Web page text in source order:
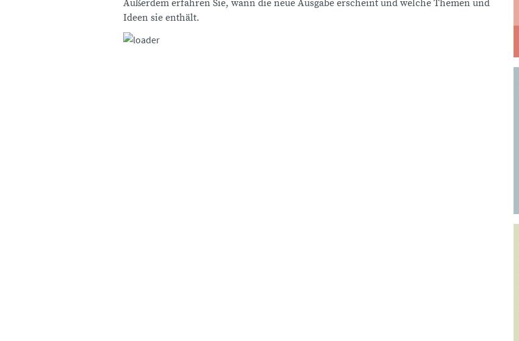
Außerdem erfahren Sie, wann die neue Ausgabe erscheint und welche Themen und
Ideen sie enthält.